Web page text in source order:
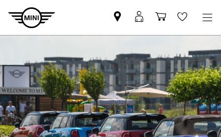
Znajdź
Partnera
Logowanie
MyMini
KoszykWishlist